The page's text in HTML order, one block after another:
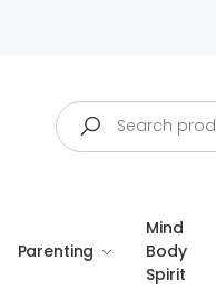
Search
Parenting
Mind
Body
Spirit